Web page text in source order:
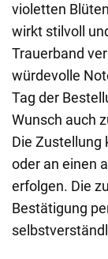
violetten
wirkt stilvoll
Trauerband
würdevolle
Tag der
Wunsch auch
Die Zustellung
oder an einen
erfolgen. Die
Bestätigung